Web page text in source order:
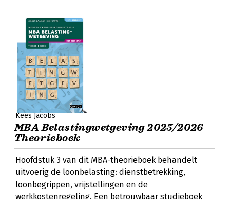
Kees Jacobs
MBA Belastingwetgeving 2025/2026
Theorieboek
Hoofdstuk 3 van dit MBA-theorieboek behandelt
uitvoerig de loonbelasting: dienstbetrekking,
loonbegrippen, vrijstellingen en de
werkkostenregeling. Een betrouwbaar studieboek